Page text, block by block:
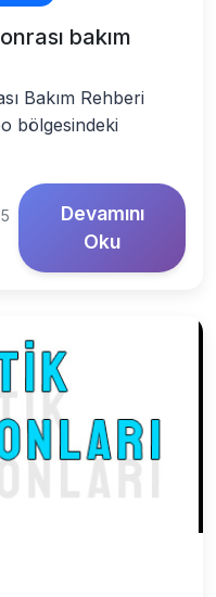
bakım
Bakım Rehberi
bölgesindeki
Devamını
Oku